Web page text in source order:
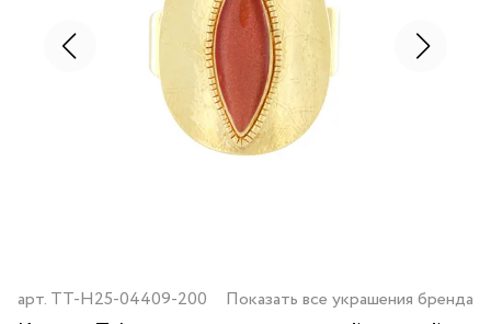
арт. TT-H25-04409-200 Показать все украшения бренда